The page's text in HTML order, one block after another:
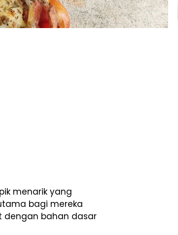
menarik yang
bagi mereka
dengan bahan dasar